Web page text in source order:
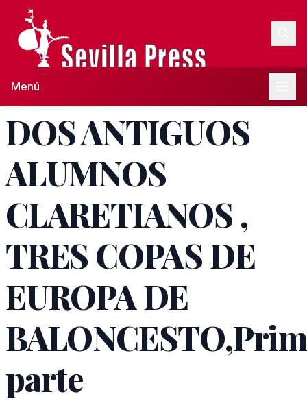
Menú
DOS ANTIGUOS
ALUMNOS
CLARETIANOS ,
TRES COPAS DE
EUROPA DE
parte